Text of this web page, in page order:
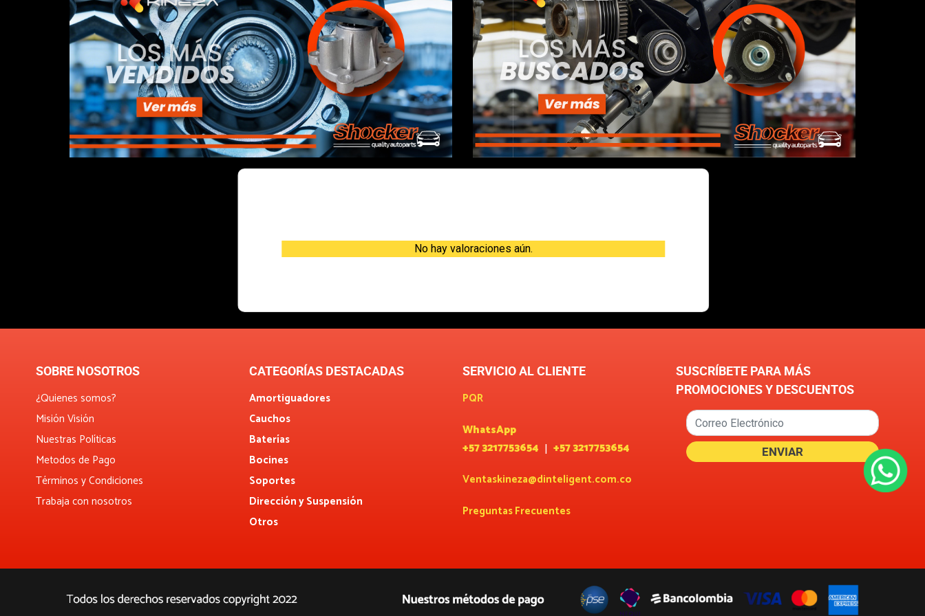
No hay valoraciones aún.
SOBRE NOSOTROS
¿Quienes somos?
Misión Visión
Nuestras Políticas
Metodos de Pago
Términos y Condiciones
Trabaja con nosotros
CATEGORÍAS DESTACADAS
Amortiguadores
Cauchos
Baterías
Bocines
Soportes
Dirección y Suspensión
Otros
SERVICIO AL CLIENTE
PQR
WhatsApp
+57 3217753654
+57 3217753654
Ventaskineza@dinteligent.com.co
Preguntas Frecuentes
SUSCRÍBETE PARA MÁS
PROMOCIONES Y DESCUENTOS